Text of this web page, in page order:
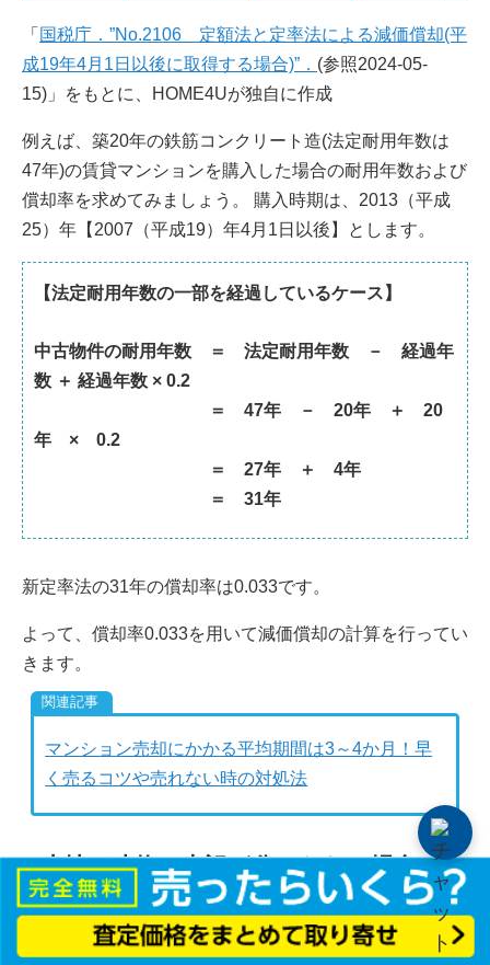
「 国税庁．”No.2106 定額法と定率法による減価償却(平
成19年4月1日以後に取得する場合)”． (参照2024-05-
15)」をもとに、HOME4Uが独自に作成
例えば、築20年の鉄筋コンクリート造(法定耐用年数は
47年)の賃貸マンションを購入した場合の耐用年数および
償却率を求めてみましょう。 購入時期は、2013（平成
25）年【2007（平成19）年4月1日以後】とします。
【法定耐用年数の一部を経過しているケース】
中古物件の耐用年数 ＝ 法定耐用年数 － 経過年
数 ＋ 経過年数 × 0.2
＝ 47年 － 20年 ＋ 20
年 × 0.2
＝ 27年 ＋ 4年
＝ 31年
新定率法の31年の償却率は0.033です。
よって、償却率0.033を用いて減価償却の計算を行ってい
きます。
マンション売却にかかる平均期間は3～4か月！早
く売るコツや売れない時の対処法
4.土地と建物の内訳が分からない場合
減価償却を計算するには土地と建物の価格の内訳が必要